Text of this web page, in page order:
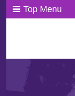
Top Menu